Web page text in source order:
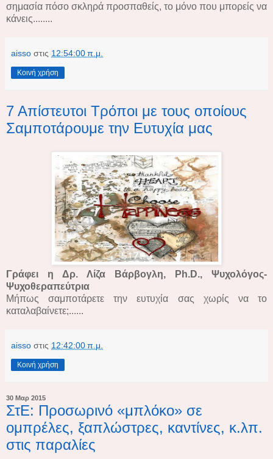
σημασία πόσο σκληρά προσπαθείς, το μόνο που μπορείς να
κάνεις........
aisso στις 12:54:00 π.μ.
Κοινή χρήση
7 Απίστευτοι Τρόποι με τους οποίους
Σαμποτάρουμε την Ευτυχία μας
Γράφει η Δρ. Λίζα Βάρβογλη, Ph.D., Ψυχολόγος-
Ψυχοθεραπεύτρια
Μήπως σαμποτάρετε την ευτυχία σας χωρίς να το
καταλαβαίνετε;......
aisso στις 12:42:00 π.μ.
Κοινή χρήση
30 Μαρ 2015
ΣτΕ: Προσωρινό «μπλόκο» σε
ομπρέλες, ξαπλώστρες, καντίνες, κ.λπ.
στις παραλίες